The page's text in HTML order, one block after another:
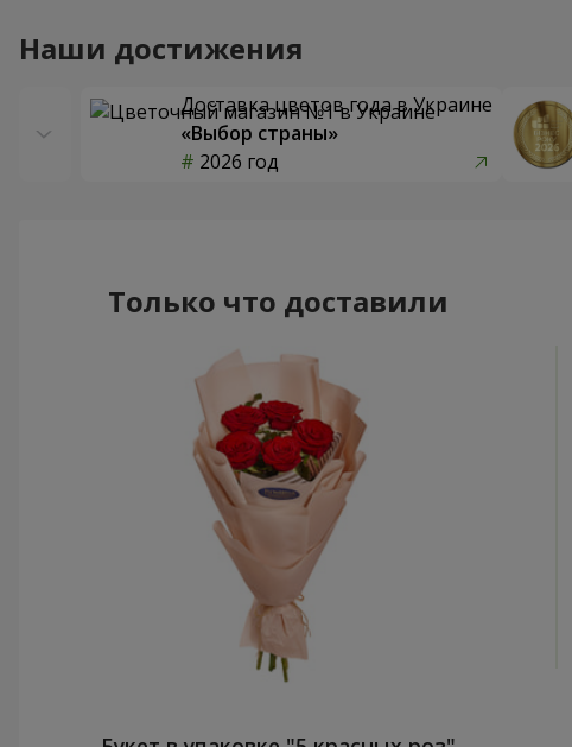
Наши достижения
Доставка цветов года в Украине
«Выбор страны»
2026 год
Только что доставили